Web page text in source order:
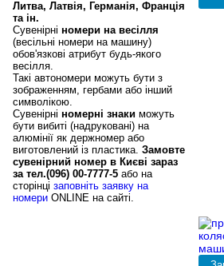
Литва, Латвія, Германія, Франція
та ін.
Сувенірні номери на весілля
(весільні номери на машину)
обов'язкові атрибут будь-якого
весілля.
Такі автономери можуть бути з
зображенням, гербами або інший
символікою.
Сувенірні номерні знаки можуть
бути вибиті (надруковані) на
алюмінії як держномер або
виготовлений із пластика. Замовте
сувенірний номер в Києві зараз
за тел.(096) 00-7777-5 або на
сторінці заповніть заявку на
номери ONLINE на сайті.